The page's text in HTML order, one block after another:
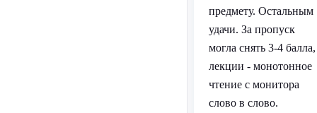
предмету. Остальным
удачи. За пропуск
могла снять 3-4 балла,
лекции - монотонное
чтение с монитора
слово в слово.